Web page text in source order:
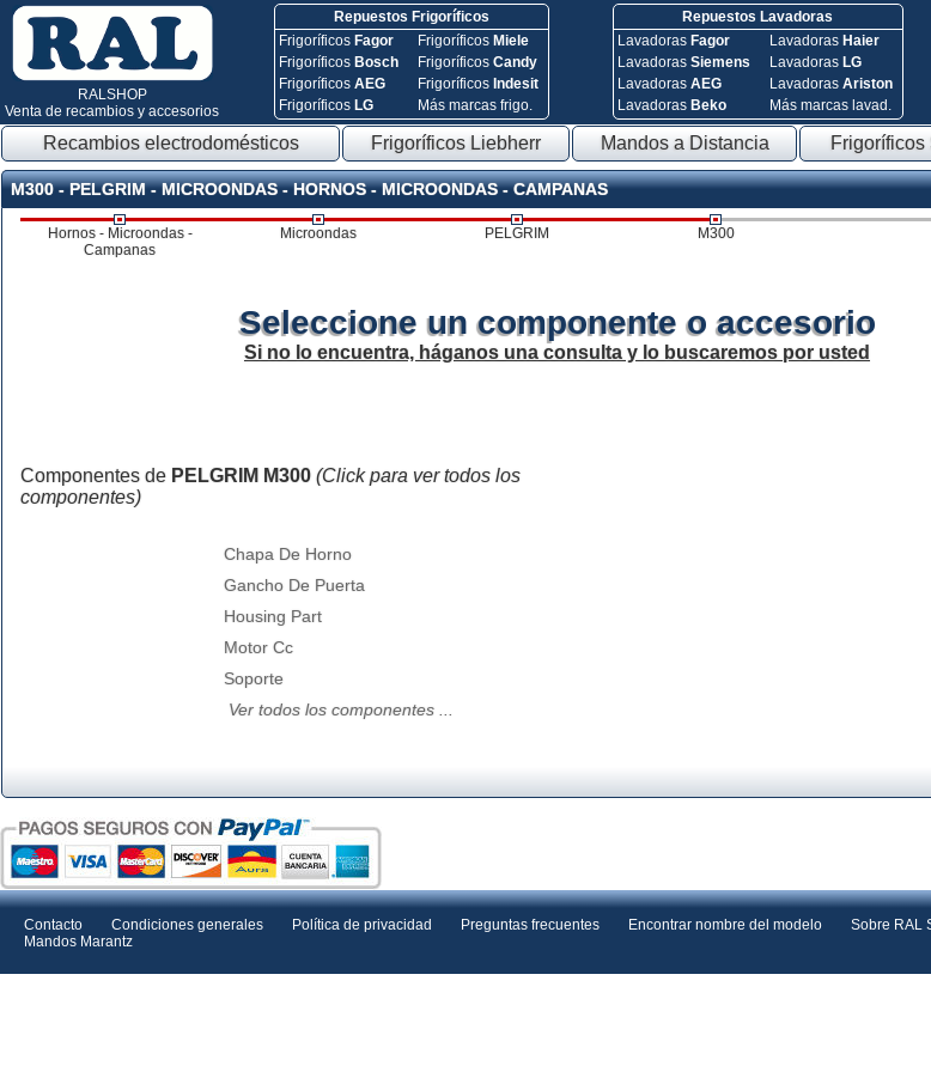
RALSHOP
Venta de recambios y accesorios
Repuestos Frigoríficos
Frigoríficos Fagor
Frigoríficos Bosch
FrigoríficosAEG
Frigoríficos LG
Frigoríficos Miele
FrigoríficosCandy
Frigoríficos Indesit
Más marcas frigo.
Repuestos Lavadoras
Lavadoras Fagor
Lavadoras Siemens
Lavadoras AEG
Lavadoras Beko
Lavadoras Haier
Lavadoras LG
Lavadoras Ariston
Más marcas lavad.
Recambios electrodomésticos Frigoríficos Liebherr Mandos a Distancia Frigoríficos
M300 - PELGRIM - MICROONDAS - HORNOS - MICROONDAS - CAMPANAS
Hornos - Microondas -
Campanas
Microondas PELGRIM M300
Seleccione un componente o accesorio
Si no lo encuentra, háganos una consulta y lo buscaremos por usted
Componentes de PELGRIM M300 (Click para ver todos los
componentes)
Chapa De Horno
Gancho De Puerta
Housing Part
Motor Cc
Soporte
Ver todos los componentes ...
Contacto Condiciones generales Política de privacidad Preguntas frecuentes Encontrar nombre del modelo Sobre RAL
Mandos Marantz